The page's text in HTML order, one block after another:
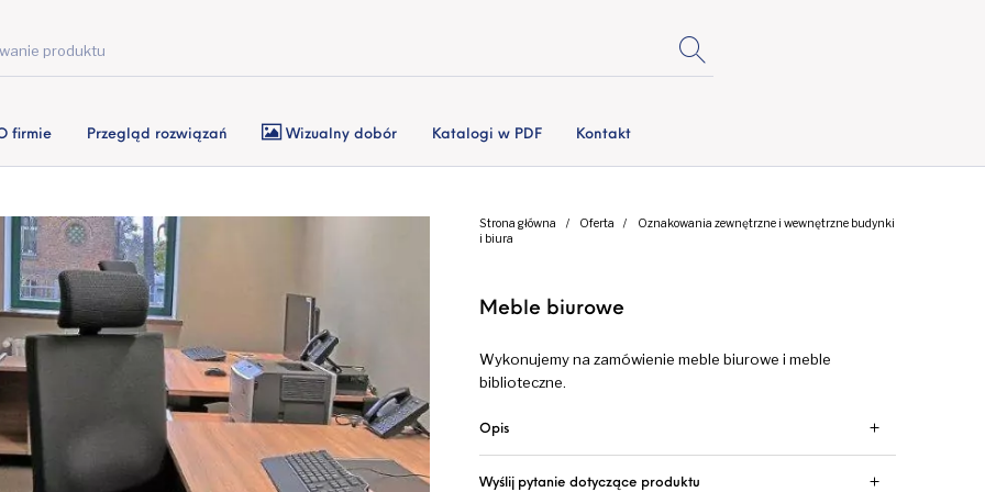
firmie Przegląd rozwiązań Wizualny dobór Katalogi w PDF Kontakt
Strona główna / Oferta /
Oznakowania zewnętrzne i wewnętrzne budynki
i biura
Meble biurowe
Wykonujemy na zamówienie meble biurowe i meble
biblioteczne.
Opis
Wyślij pytanie dotyczące produktu